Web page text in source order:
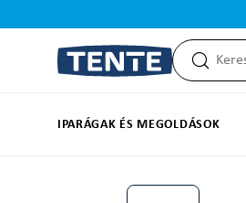
IPARÁGAK ÉS MEGOLDÁSOK
Képgaléria kihagyása